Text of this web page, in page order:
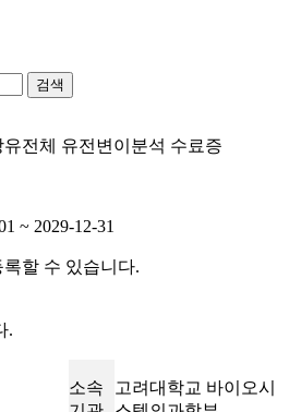
검색
전체 유전변이분석 수료증
~ 2029-12-31
할 수 있습니다.
.
소속
고려대학교 바이오시